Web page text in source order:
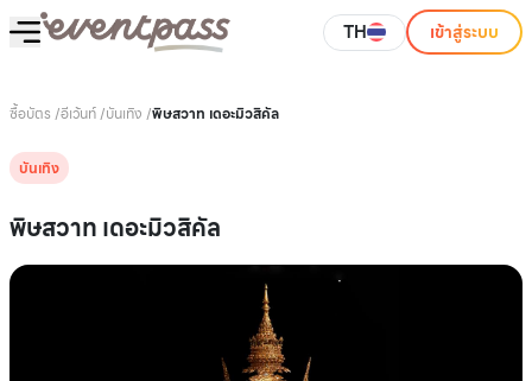
TH เข้าสู่ระบบ
ซื้อบัตร /อีเว้นท์/บันเทิง /พิษสวาท เดอะมิวสิคัล
บันเทิง
พิษสวาท เดอะมิวสิคัล